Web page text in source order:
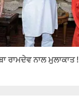
ਰਾਮਦੇਵ ਨਾਲ ਮੁਲਾਕਾਤ !